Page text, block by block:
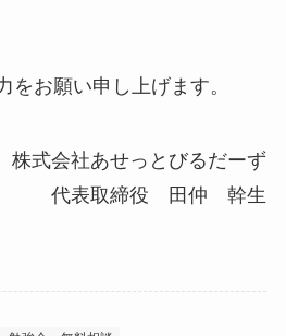
お願い申し上げます。
株式会社あせっとびるだーず
代表取締役 田仲 幹生